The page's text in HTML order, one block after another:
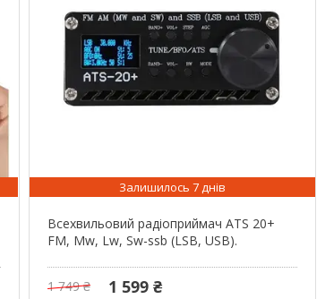
Залишилось 7 днів
Всехвильовий радіоприймач ATS 20+
FM, Mw, Lw, Sw-ssb (LSB, USB).
1 749 ₴ 1 599 ₴